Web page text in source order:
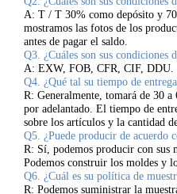
A: T / T 30% como depósito y
mostramos las fotos de los
antes de pagar el saldo.
Q3. ¿Cuáles son sus condiciones
A: EXW, FOB, CFR, CIF, DDU.
Q4. ¿Qué tal su tiempo de
R: Generalmente, tomará de 30 a
por adelantado. El tiempo de
sobre los artículos y la cantidad
Q5. ¿Puede producir de acuerdo
R: Sí, podemos producir con sus
Podemos construir los moldes y
Q6. ¿Cuál es su política de
R: Podemos suministrar la